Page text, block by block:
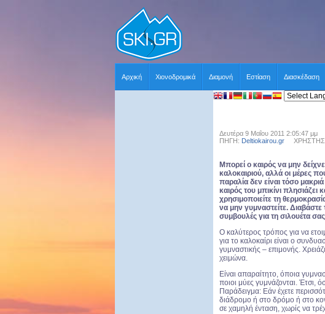
Αρχική Χιονοδρομικά Διαμονή Εστίαση Διασκέδαση
Δευτέρα 9 Μαΐου 2011 2:05:47 μμ
ΠΗΓΗ: Deltiokairou.gr ΧΡΗΣΤΗΣ:
Μπορεί ο καιρός να μην
καλοκαιριού, αλλά οι μέρες
παραλία δεν είναι τόσο
καιρός του μπικίνι πλησιάζει
χρησιμοποιείτε τη
να μην γυμναστείτε.
συμβουλές για τη σιλουέτα
Ο καλύτερος τρόπος για να
για το καλοκαίρι είναι ο
γυμναστικής – επιμονής.
χειμώνα.
Είναι απαραίτητο, όποια
ποιοι μύες γυμνάζονται. Έτσι,
Παράδειγμα: Εάν έχετε
διάδρομο ή στο δρόμο ή στο
σε χαμηλή ένταση, χωρίς να